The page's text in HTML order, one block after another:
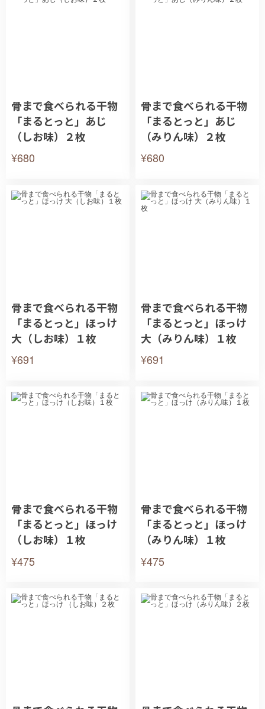
骨まで食べられる干物
「まるとっと」あじ
（しお味）２枚
¥680
骨まで食べられる干物
「まるとっと」あじ
（みりん味）２枚
¥680
骨まで食べられる干物
「まるとっと」ほっけ
大（しお味）１枚
¥691
骨まで食べられる干物
「まるとっと」ほっけ
大（みりん味）１枚
¥691
骨まで食べられる干物
「まるとっと」ほっけ
（しお味）１枚
¥475
骨まで食べられる干物
「まるとっと」ほっけ
（みりん味）１枚
¥475